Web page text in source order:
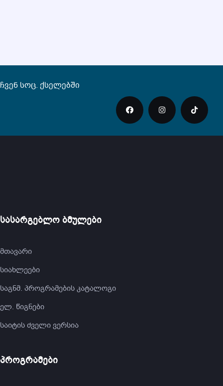
ჩვენ სოც. ქსელებში
სასარგებლო ბმულები
მთავარი
სიახლეები
საგნმ. პროგრამების კატალოგი
ელ. წიგნები
საიტის ძველი ვერსია
პროგრამები